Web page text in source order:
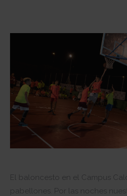
El baloncesto en el Campus
pabellones. Por las noches